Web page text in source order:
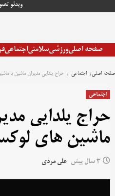
ویدئو
صفحه اصلیورزشیسلامتیاجتماعی
صفحه اصلی اجتماعی حراج یلدایی مدیران ماشین با
اجتماعی
حراج یلدایی
ماشین های
3 سال پیش علی مردی